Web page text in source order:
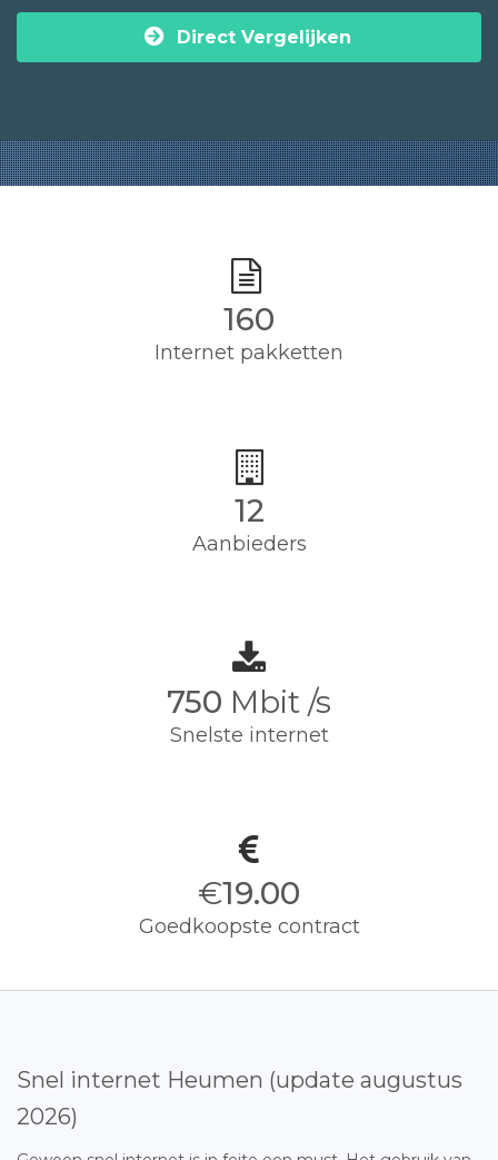
Direct Vergelijken
160
Internet pakketten
12
Aanbieders
750 Mbit /s
Snelste internet
€19.00
Goedkoopste contract
Snel internet Heumen (update augustus
2026)